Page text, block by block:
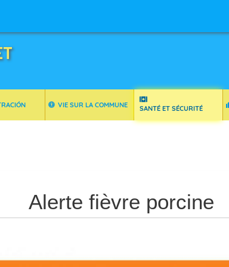
VIE SUR LA COMMUNE SANTÉ ET SÉCURITÉ
Alerte fièvre porcine